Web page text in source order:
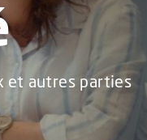
et autres parties